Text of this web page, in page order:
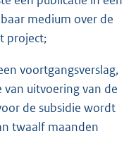
medium over de
project;
voortgangsverslag,
uitvoering van de
de subsidie wordt
twaalf maanden